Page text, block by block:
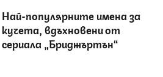
Най-популярните имена за
кучета, вдъхновени от
сериала „Бриджъртън“